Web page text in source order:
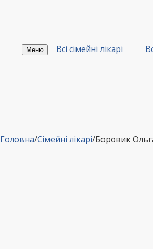
Меню Всі сімейні лікарі
Головна/Сімейні лікарі/Боровик